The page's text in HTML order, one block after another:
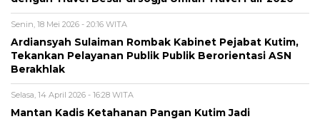
Senin, 18 Mei 2026 - 20:16 WITA
Ardiansyah Sulaiman Rombak Kabinet Pejabat Kutim,
Tekankan Pelayanan Publik Publik Berorientasi ASN
Berakhlak
Selasa, 14 April 2026 - 16:28 WITA
Mantan Kadis Ketahanan Pangan Kutim Jadi